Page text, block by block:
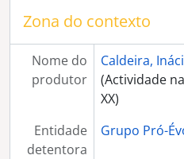
[Coleção] Colecção
[Coleção] Colecção
[Coleção] Colecção
[Coleção] Colecção
[Coleção] Colecção
Zona do contexto
Nome do
produtor
Caldeira,
(Actividade
XX)
Entidade
detentora
Grupo Pró-